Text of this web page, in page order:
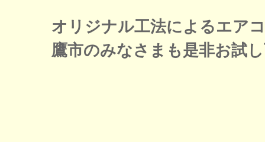
オリジナル工法によるエア
鷹市のみなさまも是非お試